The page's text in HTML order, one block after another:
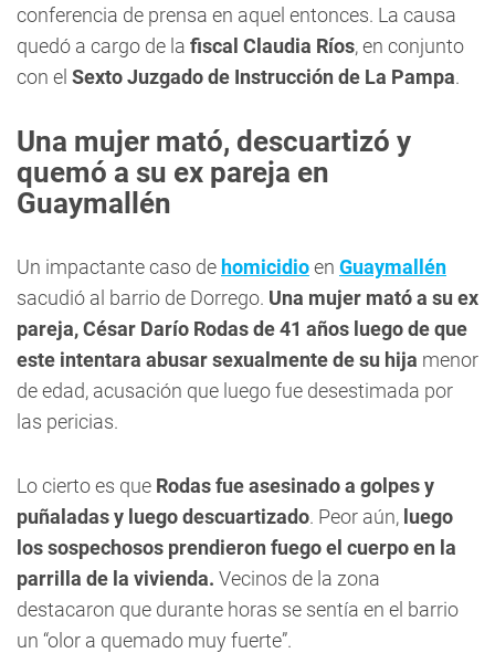
conferencia de prensa en aquel entonces. La causa
quedó a cargo de la fiscal Claudia Ríos, en conjunto
con el Sexto Juzgado de Instrucción de La Pampa.
Una mujer mató, descuartizó y
quemó a su ex pareja en
Guaymallén
Un impactante caso de homicidioen Guaymallén
sacudió al barrio de Dorrego. Una mujer mató a su ex
pareja, César Darío Rodas de 41 años luego de que
este intentara abusar sexualmente de su hija menor
de edad, acusación que luego fue desestimada por
las pericias.
Lo cierto es que Rodas fue asesinado a golpes y
puñaladas y luego descuartizado. Peor aún, luego
los sospechosos prendieron fuego el cuerpo en la
parrilla de la vivienda. Vecinos de la zona
destacaron que durante horas se sentía en el barrio
un “olor a quemado muy fuerte”.